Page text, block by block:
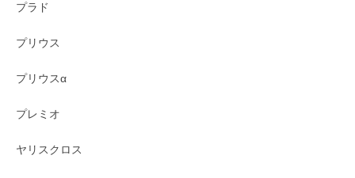
プラド
プリウス
プリウスα
プレミオ
ヤリスクロス